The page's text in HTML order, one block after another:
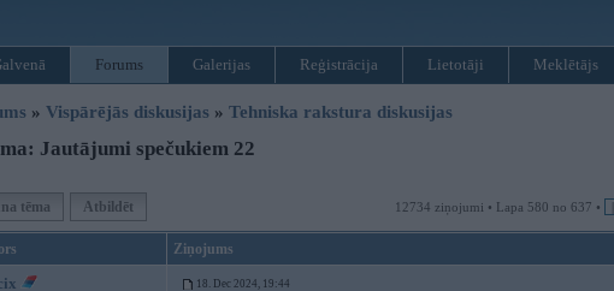
Forums Galerijas Reģistrācija Lietotāji Meklētājs
» Vispārējās diskusijas » Tehniska rakstura diskusijas
Jautājumi spečukiem 22
tēma Atbildēt 12734 ziņojumi • Lapa 580 no 637 •
Ziņojums
18. Dec 2024, 19:44